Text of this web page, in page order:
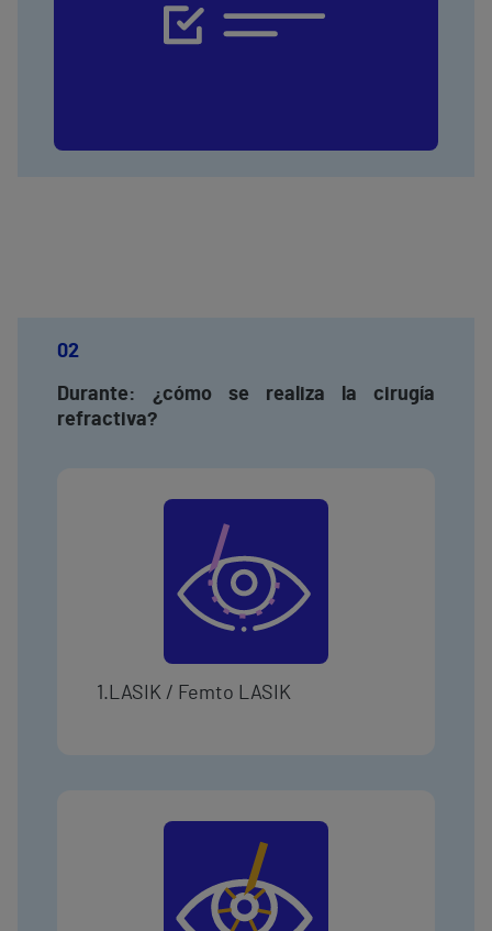
02
Durante: ¿cómo se realiza la cirugía
refractiva?
1.LASIK / Femto LASIK